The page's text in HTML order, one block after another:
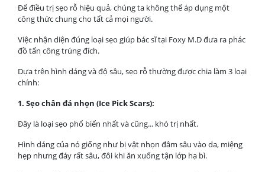
Để điều trị sẹo rỗ hiệu quả, chúng ta không thể áp dụng một
công thức chung cho tất cả mọi người.
Việc nhận diện đúng loại sẹo giúp bác sĩ tại Foxy M.D đưa ra phác
đồ tấn công trúng đích.
Dựa trên hình dáng và độ sâu, sẹo rỗ thường được chia làm 3 loại
chính:
1. Sẹo chân đá nhọn (Ice Pick Scars):
Đây là loại sẹo phổ biến nhất và cũng... khó trị nhất.
Hình dáng của nó giống như bị vật nhọn đâm sâu vào da, miệng
hẹp nhưng đáy rất sâu, đôi khi ăn xuống tận lớp hạ bì.